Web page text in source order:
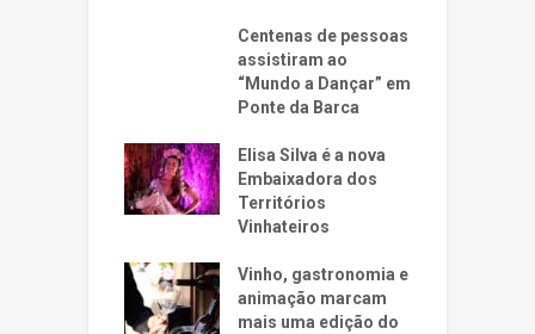
Centenas de pessoas
assistiram ao
“Mundo a Dançar” em
Ponte da Barca
Elisa Silva é a nova
Embaixadora dos
Territórios
Vinhateiros
Vinho, gastronomia e
animação marcam
mais uma edição do